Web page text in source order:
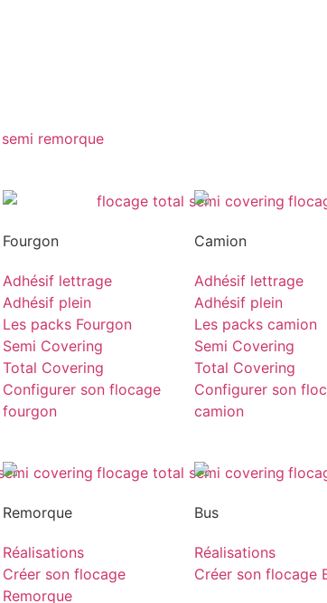
remorque
Fourgon
Adhésif lettrage
Adhésif plein
Les packs Fourgon
Semi Covering
Total Covering
Configurer son flocage
fourgon
Camion
Adhésif lettrage
Adhésif plein
Les packs camion
Semi Covering
Total Covering
Configurer son
camion
Remorque
Réalisations
Créer son flocage
Remorque
Bus
Réalisations
Créer son flocage